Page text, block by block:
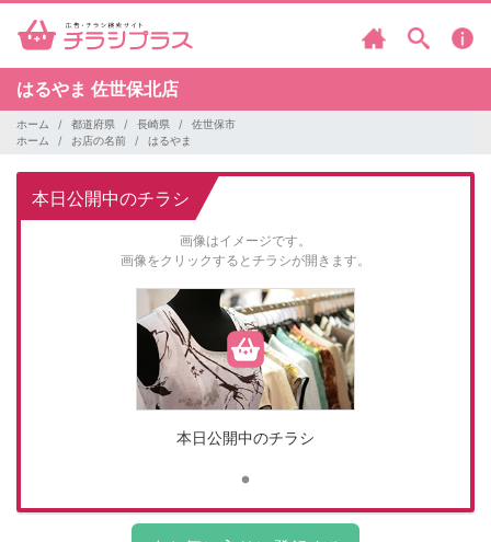
はるやま 佐世保北店
ホーム 都道府県 長崎県
佐世保市
ホーム
お店の名前 はるやま
本日公開中のチラシ
画像はイメージです。
画像をクリックするとチラシが開きます。
本日公開中のチラシ